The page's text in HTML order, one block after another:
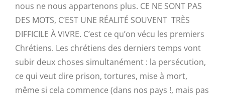
nous ne nous appartenons plus. CE NE SONT PAS
DES MOTS, C’EST UNE RÉALITÉ SOUVENT TRÈS
DIFFICILE À VIVRE. C’est ce qu’on vécu les premiers
Chrétiens. Les chrétiens des derniers temps vont
subir deux choses simultanément : la persécution,
ce qui veut dire prison, tortures, mise à mort,
même si cela commence (dans nos pays !, mais pas